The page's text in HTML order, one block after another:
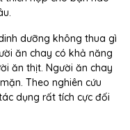
dưỡng không thua gì
ăn chay có khả năng
ăn thịt. Người ăn chay
Theo nghiên cứu
dụng rất tích cực đối